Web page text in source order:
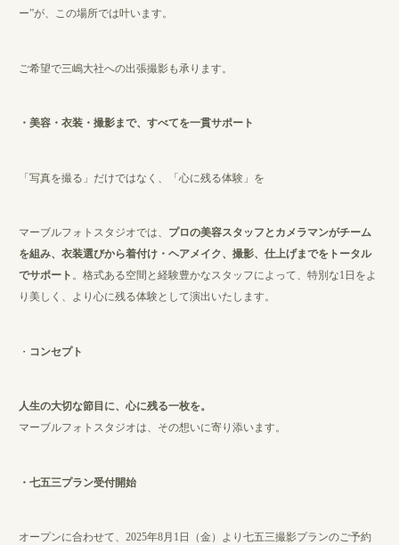
ー”が、この場所では叶います。
ご希望で三嶋大社への出張撮影も承ります。
・美容・衣装・撮影まで、すべてを一貫サポート
「写真を撮る」だけではなく、「心に残る体験」を
マーブルフォトスタジオでは、 プロの美容スタッフとカメラマンがチーム
を組み、衣装選びから着付け・ヘアメイク、撮影、仕上げまでをトータル
でサポート 。格式ある空間と経験豊かなスタッフによって、特別な1日をよ
り美しく、より心に残る体験として演出いたします。
・ コンセプト
人生の大切な節目に、心に残る一枚を。
マーブルフォトスタジオは、その想いに寄り添います。
・七五三プラン受付開始
オープンに合わせて、2025年8月1日（金）より七五三撮影プランのご予約